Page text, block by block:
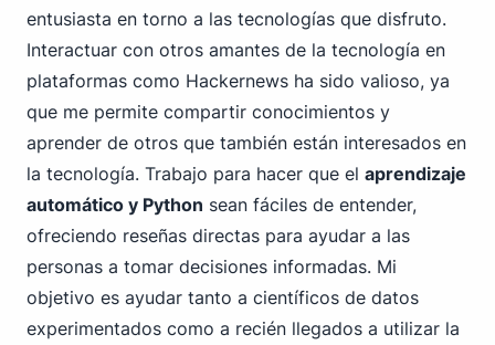
entusiasta en torno a las tecnologías que disfruto.
Interactuar con otros amantes de la tecnología en
plataformas como Hackernews ha sido valioso, ya
que me permite compartir conocimientos y
aprender de otros que también están interesados en
la tecnología. Trabajo para hacer que el aprendizaje
automático y Python sean fáciles de entender,
ofreciendo reseñas directas para ayudar a las
personas a tomar decisiones informadas. Mi
objetivo es ayudar tanto a científicos de datos
experimentados como a recién llegados a utilizar la